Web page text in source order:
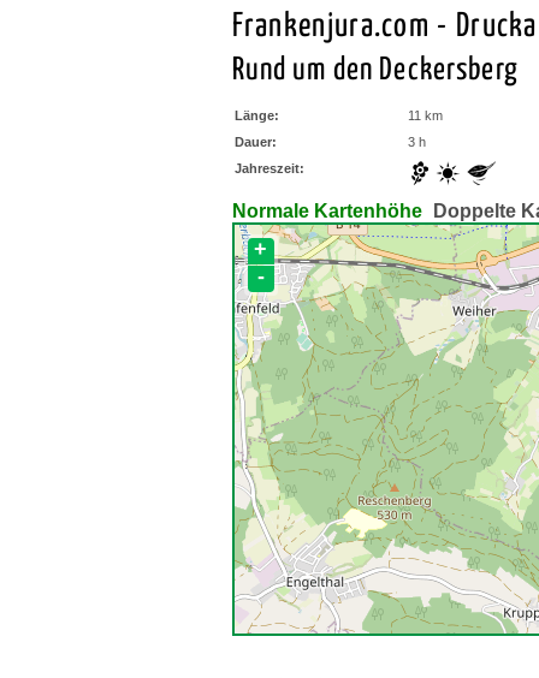
Frankenjura.com -
Rund um den Deckersberg
Länge:
11 km
Dauer:
3 h
Jahreszeit:
Normale Kartenhöhe Doppelte
+
-